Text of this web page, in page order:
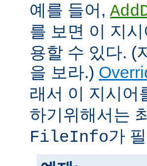
예를 들어,
를 보면 이 지
용할 수 있다. (
을 보라.)
래서 이 지시어
하기위해서는
FileInfo가